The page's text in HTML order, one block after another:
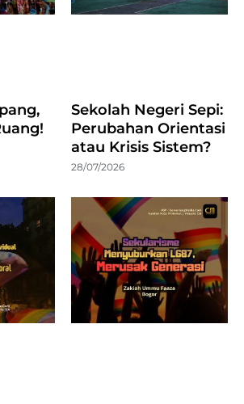
Sekolah Negeri Sepi:
Perubahan Orientasi
atau Krisis Sistem?
28/07/2026